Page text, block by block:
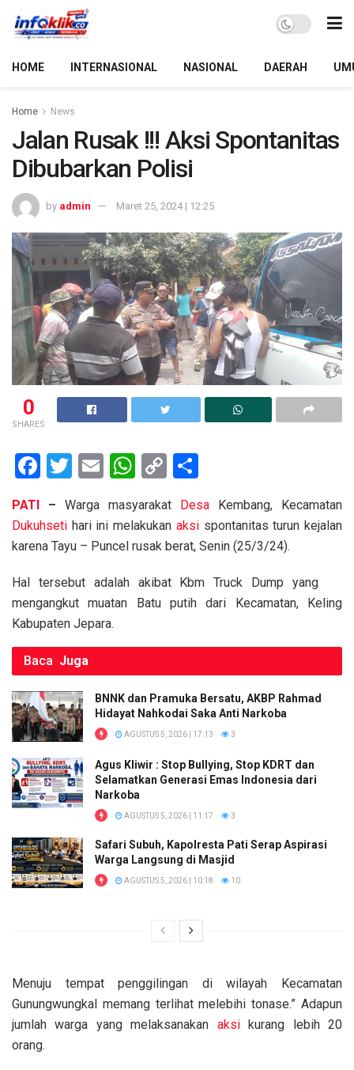
HOME INTERNASIONAL NASIONAL DAERAH
Home News
Jalan Rusak !!! Aksi Spontanitas
Dibubarkan Polisi
by admin Maret 25, 2024 | 12:25
0
SHARES
F
ce
b
o
k
T
tt
er
E
ail
W
at
s
p
p
C
py
Li
k
ar
e
PATI – Warga masyarakat Desa Kembang, Kecamatan
Dukuhseti hari ini melakukan aksispontanitas turun kejalan
karena Tayu – Puncel rusak berat, Senin (25/3/24).
Hal tersebut adalah akibat Kbm Truck Dump yang
mengangkut muatan Batu putih dari Kecamatan, Keling
Kabupaten Jepara.
Baca Juga
BNNK dan Pramuka Bersatu, AKBP Rahmad
Hidayat Nahkodai Saka Anti Narkoba
AGUSTUS 5, 2026 | 17:13 3
Agus Kliwir : Stop Bullying, Stop KDRT dan
Selamatkan Generasi Emas Indonesia dari
Narkoba
AGUSTUS 5, 2026 | 11:17 3
Safari Subuh, Kapolresta Pati Serap Aspirasi
Warga Langsung di Masjid
AGUSTUS 5, 2026 | 10:18 10
Menuju tempat penggilingan di wilayah Kecamatan
Gunungwungkal memang terlihat melebihi tonase.” Adapun
jumlah warga yang melaksanakan aksikurang lebih 20
orang.